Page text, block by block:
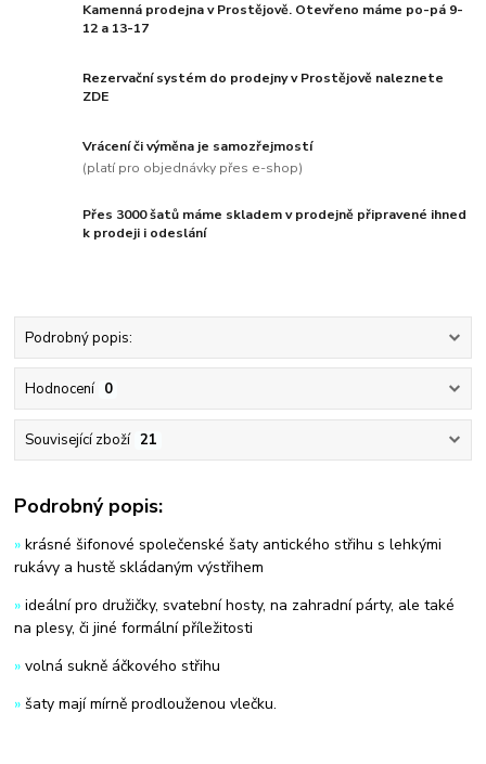
Kamenná prodejna v Prostějově. Otevřeno máme po-pá 9-
12 a 13-17
Rezervační systém do prodejny v Prostějově naleznete
ZDE
Vrácení či výměna je samozřejmostí
(platí pro objednávky přes e-shop)
Přes 3000 šatů máme skladem v prodejně připravené ihned
k prodeji i odeslání
Podrobný popis:
Hodnocení 0
Související zboží 21
Podrobný popis:
» krásné šifonové společenské šaty antického střihu s lehkými
rukávy a hustě skládaným výstřihem
» ideální pro družičky, svatební hosty, na zahradní párty, ale také
na plesy, či jiné formální příležitosti
» volná sukně áčkového střihu
» šaty mají mírně prodlouženou vlečku.